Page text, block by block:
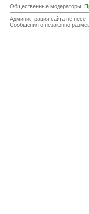
Общественные модераторы:
Администрация сайта не
Сообщения о незаконно